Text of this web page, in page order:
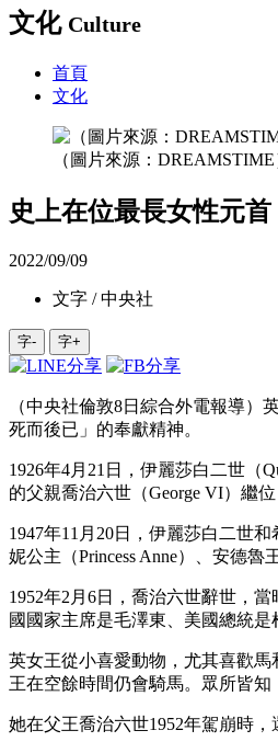
文化 Culture
首頁
文化
（圖片來源：DREAMSTIME
史上在位最長女性元
2022/09/09
文字 / 中央社
字- 字+
（中央社倫敦8日綜合外電報導
死而後已」的奉獻精神。
1926年4月21日，伊麗莎白二世（
的父親喬治六世（George VI）繼
1947年11月20日，伊麗莎白二世
妮公主（Princess Anne）、安德魯
1952年2月6日，喬治六世辭世，
國國家主席是毛澤東、美國總統是
英女王從小喜愛動物，尤其喜歡馬
王在空餘時間仍會騎馬。眾所皆知
她在父王喬治六世1952年駕崩時